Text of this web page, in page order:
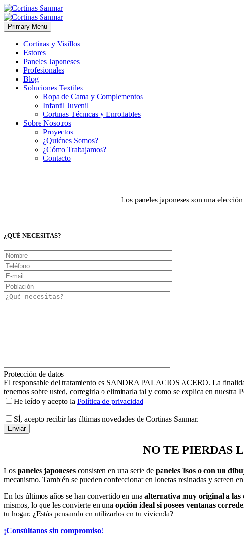
Primary Menu
Cortinas y Visillos
Estores
Paneles Japoneses
Profesionales
Blog
Soluciones Textiles
Ropa de Cama y Complementos
Infantil Juvenil
Cortinas Técnicas y Enrollables
Sobre Nosotros
Proyectos
¿Quiénes Somos?
¿Cómo Trabajamos?
Contacto
Los paneles japoneses son una
¿QUÉ NECESITAS?
Protección de datos
El responsable del tratamiento es SANDRA PALACIOS ACERO. La
tenemos sobre usted, corregirla o eliminarla tal y como se explica en nuestra
He leído y acepto la Política de privacidad
SÍ, acepto recibir las últimas novedades de Cortinas Sanmar.
NO TE PIERDAS
Los paneles japoneses consisten en una serie de paneles lisos o con un
mecanismo. También se pueden confeccionar en lonetas resinadas y screen
En los últimos años se han convertido en una alternativa muy original a las
mismos, lo que les convierte en una opción ideal si posees ventanas
tu hogar. ¿Estás pensando en utilizarlos en tu vivienda?
¡Consúltanos sin compromiso!